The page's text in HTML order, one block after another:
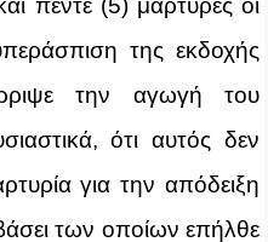
της εκδοχής
την αγωγή του
ότι αυτός δεν
για την απόδειξη
των οποίων επήλθε